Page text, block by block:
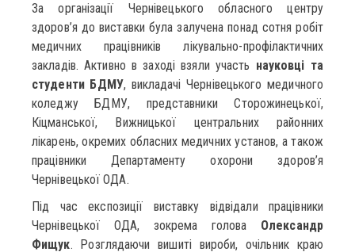
За організації Чернівецького обласного центру
здоров’я до виставки була залучена понад сотня робіт
медичних працівників лікувально-профілактичних
закладів. Активно в заході взяли участь науковці та
студенти БДМУ, викладачі Чернівецького медичного
коледжу БДМУ, представники Сторожинецької,
Кіцманської, Вижницької центральних районних
лікарень, окремих обласних медичних установ, а також
працівники Департаменту охорони здоров’я
Чернівецької ОДА.
Під час експозиції виставку відвідали працівники
Чернівецької ОДА, зокрема голова Олександр
Фищук. Розглядаючи вишиті вироби, очільник краю